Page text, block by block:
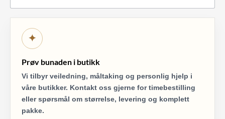
✦
Prøv bunaden i butikk
Vi tilbyr veiledning, måltaking og personlig hjelp i
våre butikker. Kontakt oss gjerne for timebestilling
eller spørsmål om størrelse, levering og komplett
pakke.